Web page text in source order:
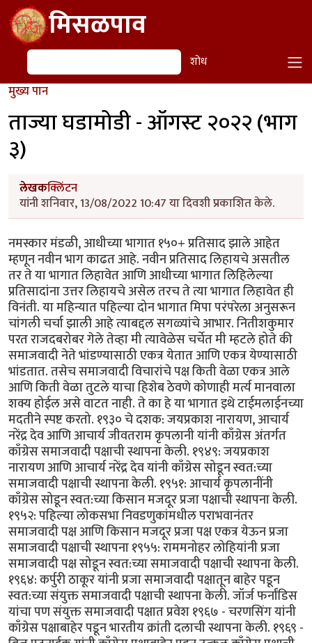
Skip to main contentमिसळपाव
शोध शोध
मुख्य पान
ताज्या घडामोडी - ऑगस्ट २०२२ (भाग
३)
लेखकक्लिंटन
यांनी शनिवार, 13/08/2022 10:47 या दिवशी प्रकाशित केले.
नमस्कार मंडळी, आधीच्या भागात १५०+ प्रतिसाद झाले आहेत
म्हणून नवीन भाग काढत आहे. नवीन प्रतिसाद लिहायचे असतील
तर ते या भागात लिहावेत आणि आधीच्या भागात लिहिलेल्या
प्रतिसादांना उत्तर लिहायचे असेल तरच ते त्या भागात लिहावेत ही
विनंती. या महिन्यात पहिल्या दोन भागात मिपा परंपरेला अनुसरून
चांगली चर्चा झाली आहे त्याबद्दल सगळ्यांचे आभार. नितीशकुमार
परत राजदबरोबर गेले तेव्हा मी त्यावेळेस चर्चेत मी म्हटले होते की
समाजवादी नेते भांडण्यासाठी एकत्र येतात आणि एकत्र येण्यासाठी
भांडतात. तसेच समाजवादी विचारांचे पक्ष किती वेळा एकत्र आले
आणि किती वेळा तुटले याचा हिशेब ठेवणे कोणाही मर्त्य मानवाला
शक्य होईल असे वाटत नाही. ते का हे या भागात इथे टाईमलाईनच्या
मदतीने स्पष्ट करतो. १९३० चे दशक: जयप्रकाश नारायण, आचार्य
नरेंद्र देव आणि आचार्य जीवतराम कृपलानी यांनी काँग्रेस अंतर्गत
काँग्रेस समाजवादी पक्षाची स्थापना केली. १९४९: जयप्रकाश
नारायण आणि आचार्य नरेंद्र देव यांनी काँग्रेस सोडून स्वत:च्या
समाजवादी पक्षाची स्थापना केली. १९५१: आचार्य कृपलानींनी
काँग्रेस सोडून स्वत:च्या किसान मजदूर प्रजा पक्षाची स्थापना केली.
१९५२: पहिल्या लोकसभा निवडणुकांमधील पराभवानंतर
समाजवादी पक्ष आणि किसान मजदूर प्रजा पक्ष एकत्र येऊन प्रजा
समाजवादी पक्षाची स्थापना १९५५: राममनोहर लोहियांनी प्रजा
समाजवादी पक्ष सोडून स्वत:च्या समाजवादी पक्षाची स्थापना केली.
१९६४: कर्पुरी ठाकूर यांनी प्रजा समाजवादी पक्षातून बाहेर पडून
स्वत:च्या संयुक्त समाजवादी पक्षाची स्थापना केली. जॉर्ज फर्नांडिस
यांचा पण संयुक्त समाजवादी पक्षात प्रवेश १९६७ - चरणसिंग यांनी
काँग्रेस पक्षाबाहेर पडून भारतीय क्रांती दलाची स्थापना केली. १९६९ -